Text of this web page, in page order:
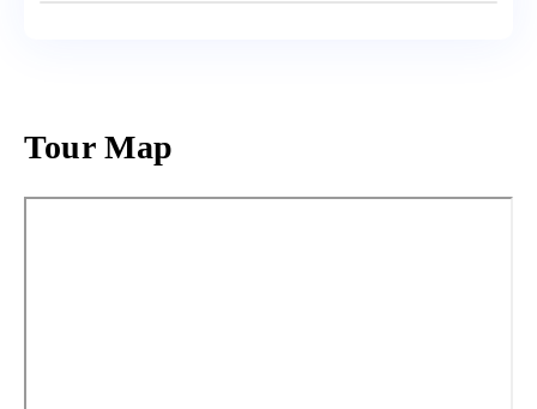
Tour Map